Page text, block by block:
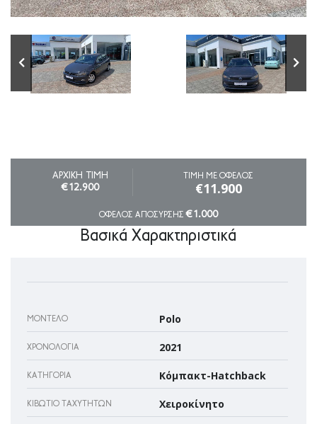
ΑΡΧΙΚΗ ΤΙΜΗ
€12.900
ΤΙΜΗ ΜΕ ΟΦΕΛΟΣ
€11.900
ΟΦΕΛΟΣ ΑΠΟΣΥΡΣΗΣ€1.000
Βασικά Χαρακτηριστικά
ΜΟΝΤΈΛΟ Polo
ΧΡΟΝΟΛΟΓΊΑ 2021
ΚΑΤΗΓΟΡΊΑ Κόμπακτ-Hatchback
ΚΙΒΏΤΙΟ ΤΑΧΥΤΉΤΩΝ Χειροκίνητο